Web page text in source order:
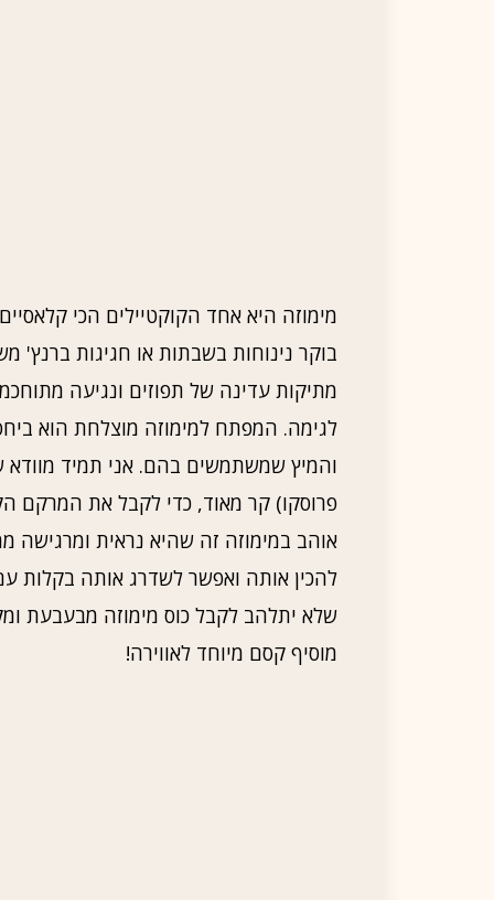
מימוזה היא אחד הקוקטיילים הכי
בוקר נינוחות בשבתות או חגיגות
מתיקות עדינה של תפוזים ונגיעה
לגימה. המפתח למימוזה מוצלחת הוא
פרוסקו) קר מאוד, כדי לקבל את המרקם
אוהב במימוזה זה שהיא נראית
להכין אותה ואפשר לשדרג אותה בקלות
שלא יתלהב לקבל כוס מימוזה מבעבעת
מוסיף קסם מיוחד לאווירה!